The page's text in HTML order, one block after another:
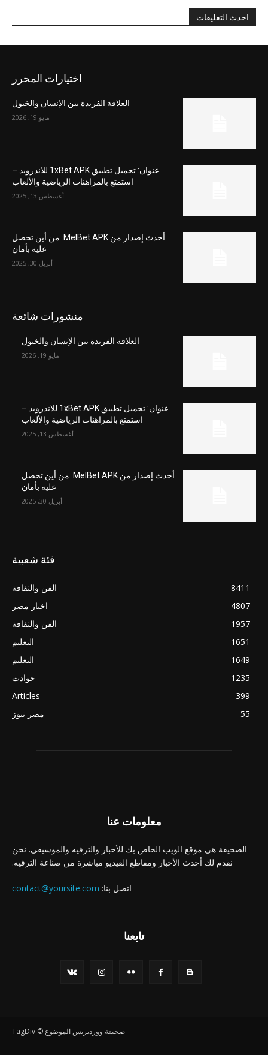
احدث التعليقات
اختيارات المحرر
العلاقة الفريدة بين الإنسان والخيول
مايو 19, 2026
عنوان: تحميل تطبيق 1xBet APK للاندرويد –
استمتع بالمراهنات الرياضية والألعاب
أغسطس 13, 2025
أحدث إصدار من MelBet APK: من أين تحصل
عليه بأمان
أبريل 30, 2025
منشورات شائعة
العلاقة الفريدة بين الإنسان والخيول
مايو 19, 2026
عنوان: تحميل تطبيق 1xBet APK للاندرويد –
استمتع بالمراهنات الرياضية والألعاب
أغسطس 13, 2025
أحدث إصدار من MelBet APK: من أين تحصل
عليه بأمان
أبريل 30, 2025
فئة شعبية
الفن والثقافة
8411
اخبار مصر
4807
الفن والثقافة
1957
التعليم
1651
التعليم
1649
حوادث
1235
Articles
399
مصر نيوز
55
معلومات عنا
الصحيفة هي موقع الويب الخاص بك للأخبار والترفيه والموسيقى. نحن
نقدم لك أحدث الأخبار ومقاطع الفيديو مباشرة من صناعة الترفيه.
اتصل بنا: contact@yoursite.com
تابعنا
صحيفة ووردبريس الموضوع © TagDiv